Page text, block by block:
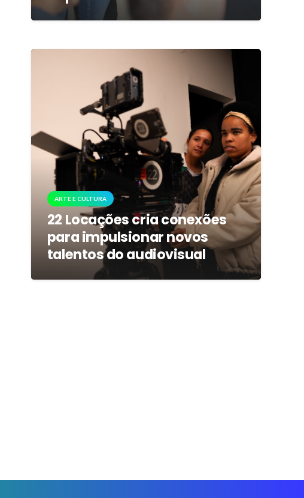
ARTE E CULTURA
22 Locações cria conexões
para impulsionar novos
talentos do audiovisual